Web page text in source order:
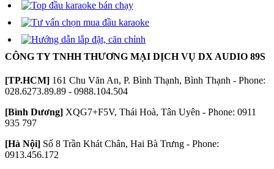
CÔNG TY TNHH THƯƠNG MẠI DỊCH VỤ DX AUDIO 89S
[TP.HCM] 161 Chu Văn An, P. Bình Thạnh, Bình Thạnh - Phone:
028.6273.89.89 - 0988.104.504
[Bình Dương] XQG7+F5V, Thái Hoà, Tân Uyên - Phone: 0911
935 797
[Hà Nội] Số 8 Trần Khát Chân, Hai Bà Trưng - Phone:
0913.456.172